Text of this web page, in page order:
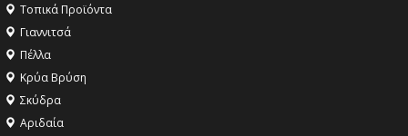
Τοπικά Προϊόντα
Γιαννιτσά
Πέλλα
Κρύα Βρύση
Σκύδρα
Αριδαία